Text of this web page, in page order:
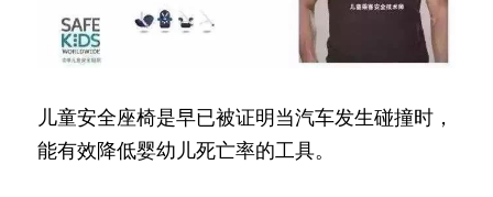
儿童安全座椅是早已被证明当汽车发生碰撞时，
能有效降低婴幼儿死亡率的工具。